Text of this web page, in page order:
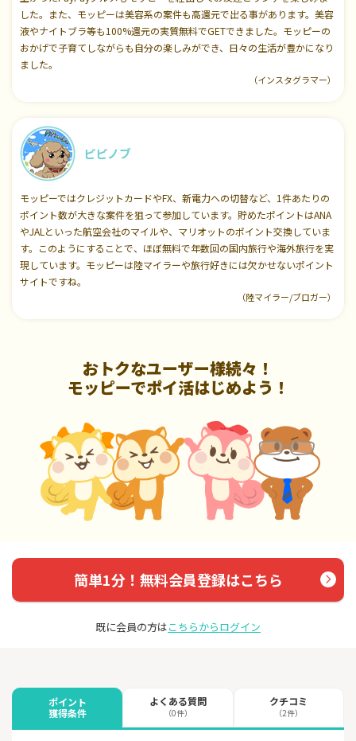
した。また、モッピーは美容系の案件も高還元で出る事があります。美容
液やナイトブラ等も100%還元の実質無料でGETできました。モッピーの
おかげで子育てしながらも自分の楽しみができ、日々の生活が豊かになり
ました。
（インスタグラマー）
ピピノブ
モッピーではクレジットカードやFX、新電力への切替など、1件あたりの
ポイント数が大きな案件を狙って参加しています。貯めたポイントはANA
やJALといった航空会社のマイルや、マリオットのポイント交換していま
す。このようにすることで、ほぼ無料で年数回の国内旅行や海外旅行を実
現しています。モッピーは陸マイラーや旅行好きには欠かせないポイント
サイトですね。
（陸マイラー/ブロガー）
おトクなユーザー様続々！
モッピーでポイ活はじめよう！
簡単1分！無料会員登録はこちら
既に会員の方はこちらからログイン
ポイント
獲得条件
よくある質問
（0件）
クチコミ
（2件）